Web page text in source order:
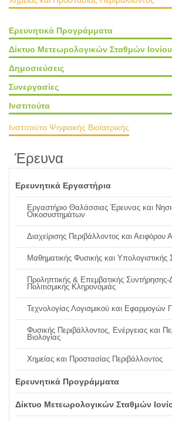
Ερευνητικά Προγράμματα
Δίκτυο Μετεωρολογικών Σταθμών Ιονίου
Δημοσιεύσεις
Συνεργασίες
Ινστιτούτα
Ινστιτούτο Ψηφιακής Βιοϊατρικής
Έρευνα
Ερευνητικά Εργαστήρια
Εργαστήριο Θαλάσσιας Έρευνας και
Οικοσυστημάτων
Διαχείρισης Περιβάλλοντος και Αειφόρου
Μαθηματικής Φυσικής και Υπολογιστικής
Προληπτικής & Επεμβατικής Συντήρησης-
Πολιτισμικής Κληρονομιάς
Τεχνολογίας Λογισμικού και Εφαρμογών
Φυσικής Περιβάλλοντος, Ενέργειας και
Βιολογίας
Χημείας και Προστασίας Περιβάλλοντος
Ερευνητικά Προγράμματα
Δίκτυο Μετεωρολογικών Σταθμών